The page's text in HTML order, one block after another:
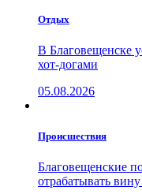
Отдых
В Благовещенске
хот-догами
05.08.2026
Проиcшествия
Благовещенские
отрабатывать